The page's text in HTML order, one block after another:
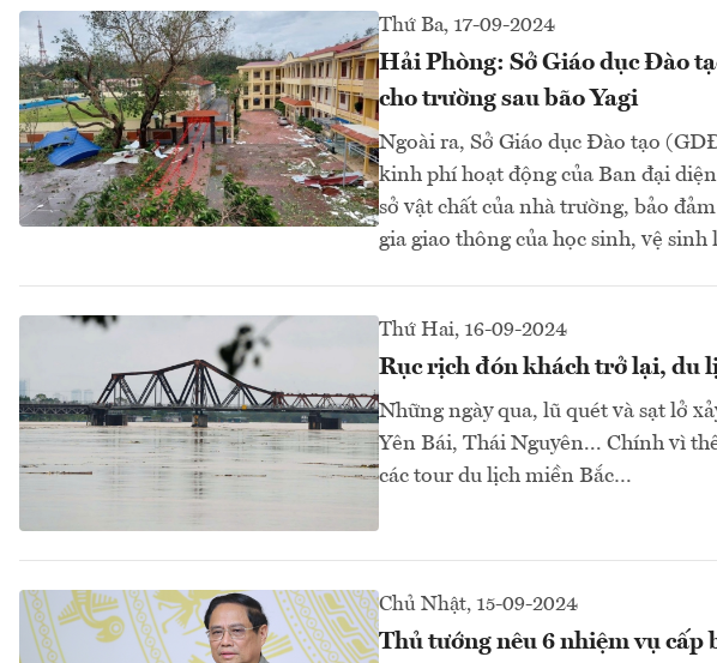
Thứ Ba, 17-09-2024
Hải Phòng: Sở Giáo dục Đào
cho trường sau bão Yagi
Ngoài ra, Sở Giáo dục Đào tạo
kinh phí hoạt động của Ban đại
sở vật chất của nhà trường, bảo
gia giao thông của học sinh, vệ
Thứ Hai, 16-09-2024
Rục rịch đón khách trở lại, du
Những ngày qua, lũ quét và sạt lở
Yên Bái, Thái Nguyên... Chính vì
các tour du lịch miền Bắc…
Chủ Nhật, 15-09-2024
Thủ tướng nêu 6 nhiệm vụ cấp